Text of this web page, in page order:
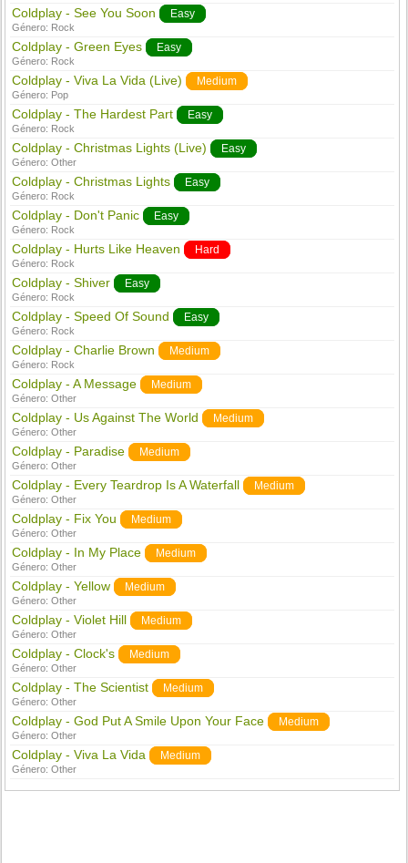
Coldplay - See You Soon Easy
Género: Rock
Coldplay - Green Eyes Easy
Género: Rock
Coldplay - Viva La Vida (Live) Medium
Género: Pop
Coldplay - The Hardest Part Easy
Género: Rock
Coldplay - Christmas Lights (Live) Easy
Género:Other
Coldplay - Christmas Lights Easy
Género: Rock
Coldplay - Don't Panic Easy
Género: Rock
Coldplay - Hurts Like Heaven Hard
Género: Rock
Coldplay - Shiver Easy
Género: Rock
Coldplay - Speed Of Sound Easy
Género: Rock
Coldplay - Charlie Brown Medium
Género: Rock
Coldplay - A Message Medium
Género:Other
Coldplay - Us Against The World Medium
Género:Other
Coldplay - Paradise Medium
Género:Other
Coldplay - Every Teardrop Is A Waterfall Medium
Género:Other
Coldplay - Fix You Medium
Género:Other
Coldplay - In My Place Medium
Género:Other
Coldplay - Yellow Medium
Género:Other
Coldplay - Violet Hill Medium
Género:Other
Coldplay - Clock's Medium
Género:Other
Coldplay - The Scientist Medium
Género:Other
Coldplay - God Put A Smile Upon Your Face Medium
Género:Other
Coldplay - Viva La Vida Medium
Género:Other